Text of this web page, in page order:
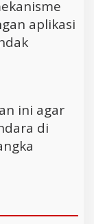
aplikasi
ini agar
di